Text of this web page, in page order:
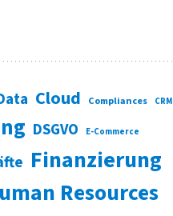
Cloud Compliances CRM
DSGVO E-Commerce
Finanzierung
Resources